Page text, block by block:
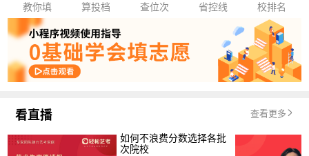
教你填 算投档 查位次 省控线 校排名
看直播 查看更多
如何不浪费分数选择各批
次院校